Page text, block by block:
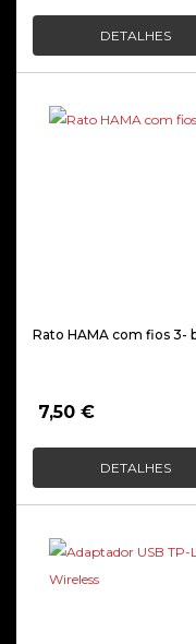
DETALHES
Rato HAMA com fios 3-
7,50 €
DETALHES